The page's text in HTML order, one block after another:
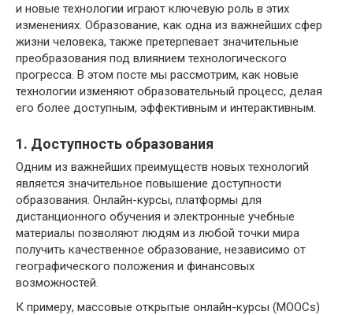
и новые технологии играют ключевую роль в этих
изменениях. Образование, как одна из важнейших сфер
жизни человека, также претерпевает значительные
преобразования под влиянием технологического
прогресса. В этом посте мы рассмотрим, как новые
технологии изменяют образовательный процесс, делая
его более доступным, эффективным и интерактивным.
1. Доступность образования
Одним из важнейших преимуществ новых технологий
является значительное повышение доступности
образования. Онлайн-курсы, платформы для
дистанционного обучения и электронные учебные
материалы позволяют людям из любой точки мира
получить качественное образование, независимо от
географического положения и финансовых
возможностей.
К примеру, массовые открытые онлайн-курсы (MOOCs)